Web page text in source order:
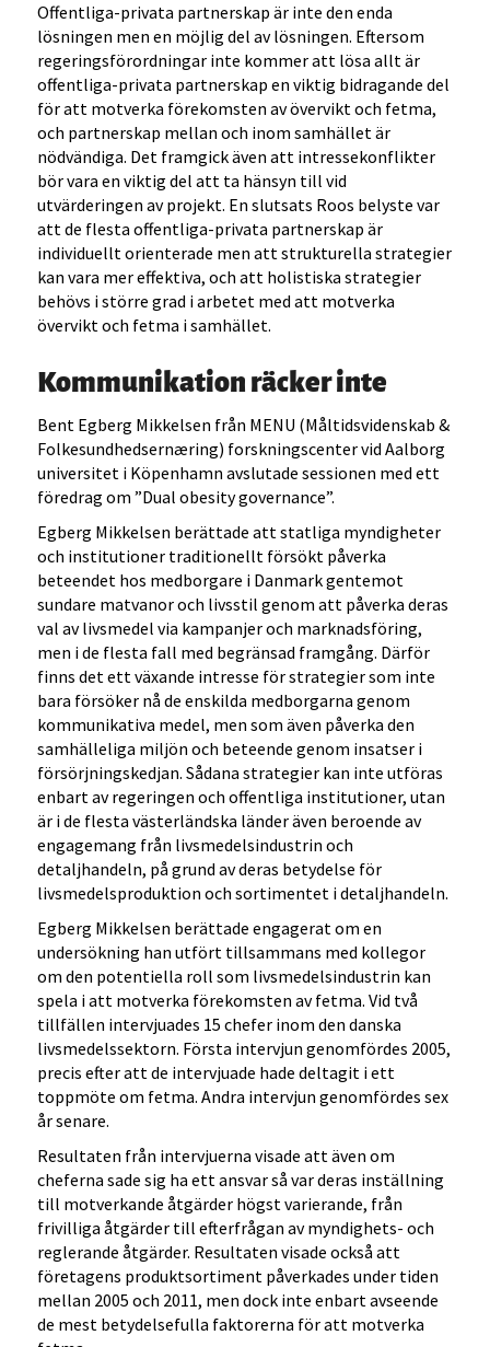
Offentliga-privata partnerskap är inte den enda
lösningen men en möjlig del av lösningen. Eftersom
regeringsförordningar inte kommer att lösa allt är
offentliga-privata partnerskap en viktig bidragande del
för att motverka förekomsten av övervikt och fetma,
och partnerskap mellan och inom samhället är
nödvändiga. Det framgick även att intressekonflikter
bör vara en viktig del att ta hänsyn till vid
utvärderingen av projekt. En slutsats Roos belyste var
att de flesta offentliga-privata partnerskap är
individuellt orienterade men att strukturella strategier
kan vara mer effektiva, och att holistiska strategier
behövs i större grad i arbetet med att motverka
övervikt och fetma i samhället.
Kommunikation räcker inte
Bent Egberg Mikkelsen från MENU (Måltidsvidenskab &
Folkesundhedsernæring) forskningscenter vid Aalborg
universitet i Köpenhamn avslutade sessionen med ett
föredrag om ”Dual obesity governance”.
Egberg Mikkelsen berättade att statliga myndigheter
och institutioner traditionellt försökt påverka
beteendet hos medborgare i Danmark gentemot
sundare matvanor och livsstil genom att påverka deras
val av livsmedel via kampanjer och marknadsföring,
men i de flesta fall med begränsad framgång. Därför
finns det ett växande intresse för strategier som inte
bara försöker nå de enskilda medborgarna genom
kommunikativa medel, men som även påverka den
samhälleliga miljön och beteende genom insatser i
försörjningskedjan. Sådana strategier kan inte utföras
enbart av regeringen och offentliga institutioner, utan
är i de flesta västerländska länder även beroende av
engagemang från livsmedelsindustrin och
detaljhandeln, på grund av deras betydelse för
livsmedelsproduktion och sortimentet i detaljhandeln.
Egberg Mikkelsen berättade engagerat om en
undersökning han utfört tillsammans med kollegor
om den potentiella roll som livsmedelsindustrin kan
spela i att motverka förekomsten av fetma. Vid två
tillfällen intervjuades 15 chefer inom den danska
livsmedelssektorn. Första intervjun genomfördes 2005,
precis efter att de intervjuade hade deltagit i ett
toppmöte om fetma. Andra intervjun genomfördes sex
år senare.
Resultaten från intervjuerna visade att även om
cheferna sade sig ha ett ansvar så var deras inställning
till motverkande åtgärder högst varierande, från
frivilliga åtgärder till efterfrågan av myndighets- och
reglerande åtgärder. Resultaten visade också att
företagens produktsortiment påverkades under tiden
mellan 2005 och 2011, men dock inte enbart avseende
de mest betydelsefulla faktorerna för att motverka